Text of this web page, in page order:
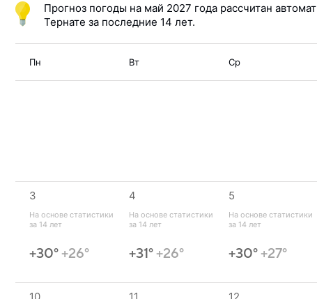
Прогноз погоды на май 2027 года рассчитан
Тернате за последние 14 лет.
Пн Вт Ср
3
На основе статистики
за 14 лет
+30°+26°
4
На основе статистики
за 14 лет
+31°+26°
5
На основе статистики
за 14 лет
+30°+27°